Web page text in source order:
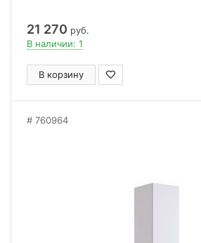
21 270 руб.
В наличии: 1
В корзину
760964